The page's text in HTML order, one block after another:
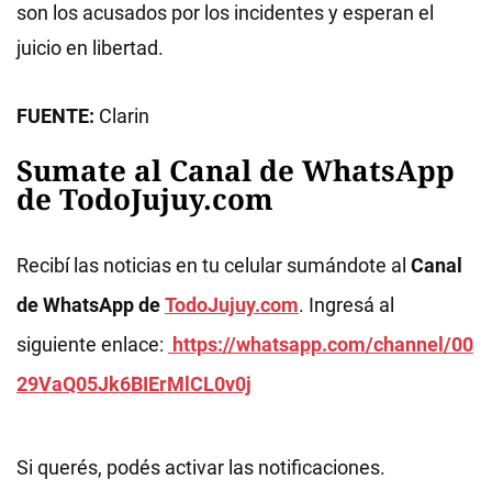
son los acusados por los incidentes y esperan el
juicio en libertad.
FUENTE: Clarin
Sumate al Canal de WhatsApp
de TodoJujuy.com
Recibí las noticias en tu celular sumándote al Canal
de WhatsApp deTodoJujuy.com. Ingresá al
siguiente enlace: https://whatsapp.com/channel/00
29VaQ05Jk6BIErMlCL0v0j
Si querés, podés activar las notificaciones.